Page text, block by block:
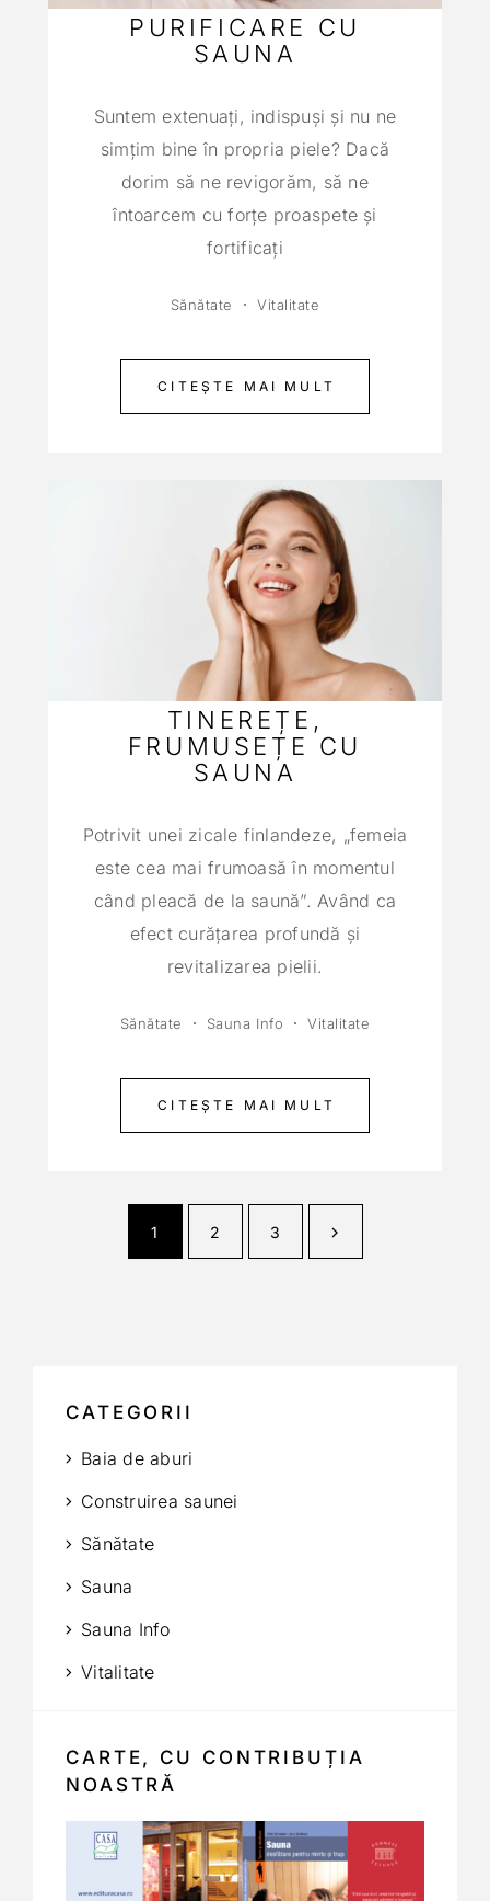
PURIFICARE CU
SAUNA
Suntem extenuaţi, indispuşi şi nu ne
simţim bine în propria piele? Dacă
dorim să ne revigorăm, să ne
întoarcem cu forţe proaspete şi
fortificaţi
Sănătate Vitalitate
CITEȘTE MAI MULT
TINEREȚE,
FRUMUSEȚE CU
SAUNA
Potrivit unei zicale finlandeze, „femeia
este cea mai frumoasă în momentul
când pleacă de la saună”. Având ca
efect curăţarea profundă şi
revitalizarea pielii.
Sănătate Sauna Info Vitalitate
CITEȘTE MAI MULT
1 2 3
CATEGORII
Baia de aburi
Construirea saunei
Sănătate
Sauna
Sauna Info
Vitalitate
CARTE, CU CONTRIBUȚIA
NOASTRĂ